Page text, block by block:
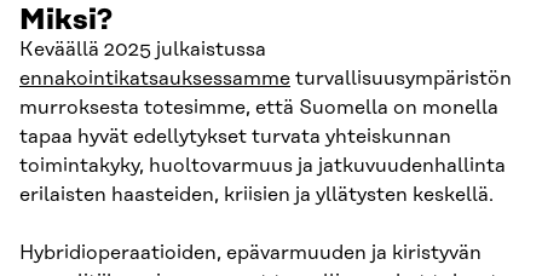
Miksi?
Keväällä 2025 julkaistussa
ennakointikatsauksessamme turvallisuusympäristön
murroksesta totesimme, että Suomella on monella
tapaa hyvät edellytykset turvata yhteiskunnan
toimintakyky, huoltovarmuus ja jatkuvuudenhallinta
erilaisten haasteiden, kriisien ja yllätysten keskellä.
Hybridioperaatioiden, epävarmuuden ja kiristyvän